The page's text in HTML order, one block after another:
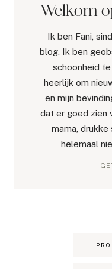
Welkom
Ik ben Fani,
blog. Ik ben
schoonheid
heerlijk om
en mijn
dat er goed zien
mama,
helemaal